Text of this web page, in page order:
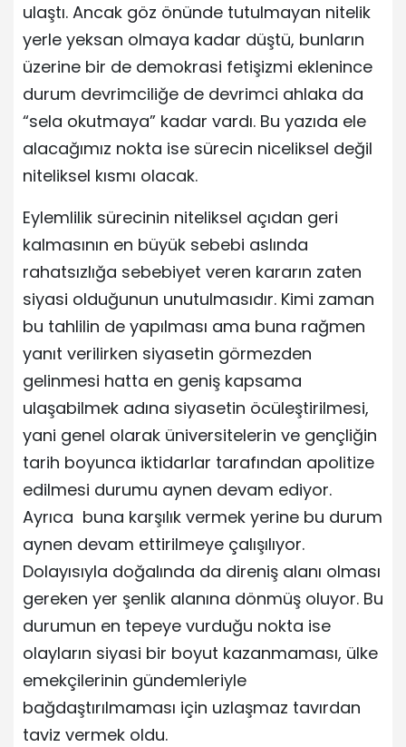
ulaştı. Ancak göz önünde tutulmayan nitelik
yerle yeksan olmaya kadar düştü, bunların
üzerine bir de demokrasi fetişizmi eklenince
durum devrimciliğe de devrimci ahlaka da
“sela okutmaya” kadar vardı. Bu yazıda ele
alacağımız nokta ise sürecin niceliksel değil
niteliksel kısmı olacak.
Eylemlilik sürecinin niteliksel açıdan geri
kalmasının en büyük sebebi aslında
rahatsızlığa sebebiyet veren kararın zaten
siyasi olduğunun unutulmasıdır. Kimi zaman
bu tahlilin de yapılması ama buna rağmen
yanıt verilirken siyasetin görmezden
gelinmesi hatta en geniş kapsama
ulaşabilmek adına siyasetin öcüleştirilmesi,
yani genel olarak üniversitelerin ve gençliğin
tarih boyunca iktidarlar tarafından apolitize
edilmesi durumu aynen devam ediyor.
Ayrıca buna karşılık vermek yerine bu durum
aynen devam ettirilmeye çalışılıyor.
Dolayısıyla doğalında da direniş alanı olması
gereken yer şenlik alanına dönmüş oluyor. Bu
durumun en tepeye vurduğu nokta ise
olayların siyasi bir boyut kazanmaması, ülke
emekçilerinin gündemleriyle
bağdaştırılmaması için uzlaşmaz tavırdan
taviz vermek oldu.